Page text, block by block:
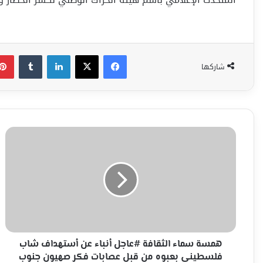
شاركها
فيسبوك‫X لينكدإن
همسة
فلسطينى
بعبوههمسة سماء الثقافة #عاجل أنباء عن أستهداف شاب
فلسطينى بعبوه من قبل عصابات فكر صهيون جنوب